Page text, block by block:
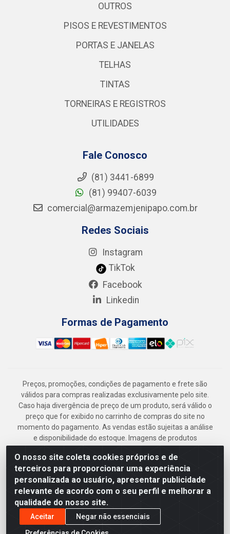
O nosso site coleta cookies próprios e de
terceiros para proporcionar uma experiência
personalizada ao usuário, apresentar publicidade
relevante de acordo com o seu perfil e melhorar a
qualidade do nosso site.
Aceitar
Negar não essenciais
OUTROS
PISOS E REVESTIMENTOS
PORTAS E JANELAS
TELHAS
TINTAS
TORNEIRAS E REGISTROS
UTILIDADES
Fale Conosco
(81) 3441-6899
(81) 99407-6039
comercial@armazemjenipapo.com.br
Redes Sociais
Instagram
TikTok
Facebook
Linkedin
Formas de Pagamento
Preços, promoções, condições de pagamento e frete são
válidos para compras realizadas exclusivamente pelo site.
Caso haja divergência de preço de um produto, será válido o
preço que for exibido no carrinho de compras do site no
momento do pagamento. As vendas estão sujeitas a análise
e disponibilidade do estoque. Imagens de produtos
meramente ilustrativas.
Armazém Jenipapo Materiais de Construção em Geral
LTDA - Rua das Flores, 2691 - Guabiraba, Recife/PE - CEP
52.291-630 - CNPJ 41.097.379/0001-